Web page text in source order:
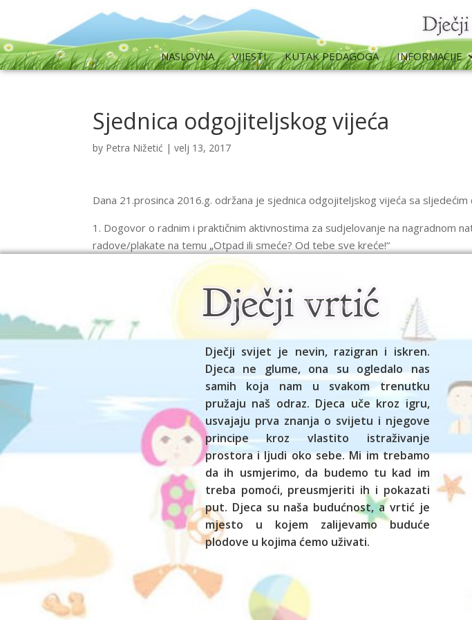
NASLOVNA VIJESTI KUTAK PEDAGOGA INFORMACIJE
Sjednica odgojiteljskog vijeća
by Petra Nižetić |velj 13, 2017
Dana 21.prosinca 2016.g. održana je sjednica odgojiteljskog vijeća sa sljedećim
1. Dogovor o radnim i praktičnim aktivnostima za sudjelovanje na nagradnom
radove/plakate na temu „Otpad ili smeće? Od tebe sve kreće!“
Dječji svijet je nevin, razigran i iskren.
Djeca ne glume, ona su ogledalo nas
samih koja nam u svakom trenutku
pružaju naš odraz. Djeca uče kroz igru,
usvajaju prva znanja o svijetu i njegove
principe kroz vlastito istraživanje
prostora i ljudi oko sebe. Mi im trebamo
da ih usmjerimo, da budemo tu kad im
treba pomoći, preusmjeriti ih i pokazati
put. Djeca su naša budućnost, a vrtić je
mjesto u kojem zalijevamo buduće
plodove u kojima ćemo uživati.